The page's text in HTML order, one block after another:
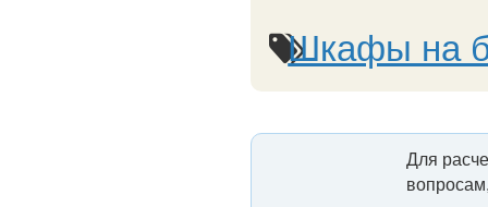
Шкафы на
Для